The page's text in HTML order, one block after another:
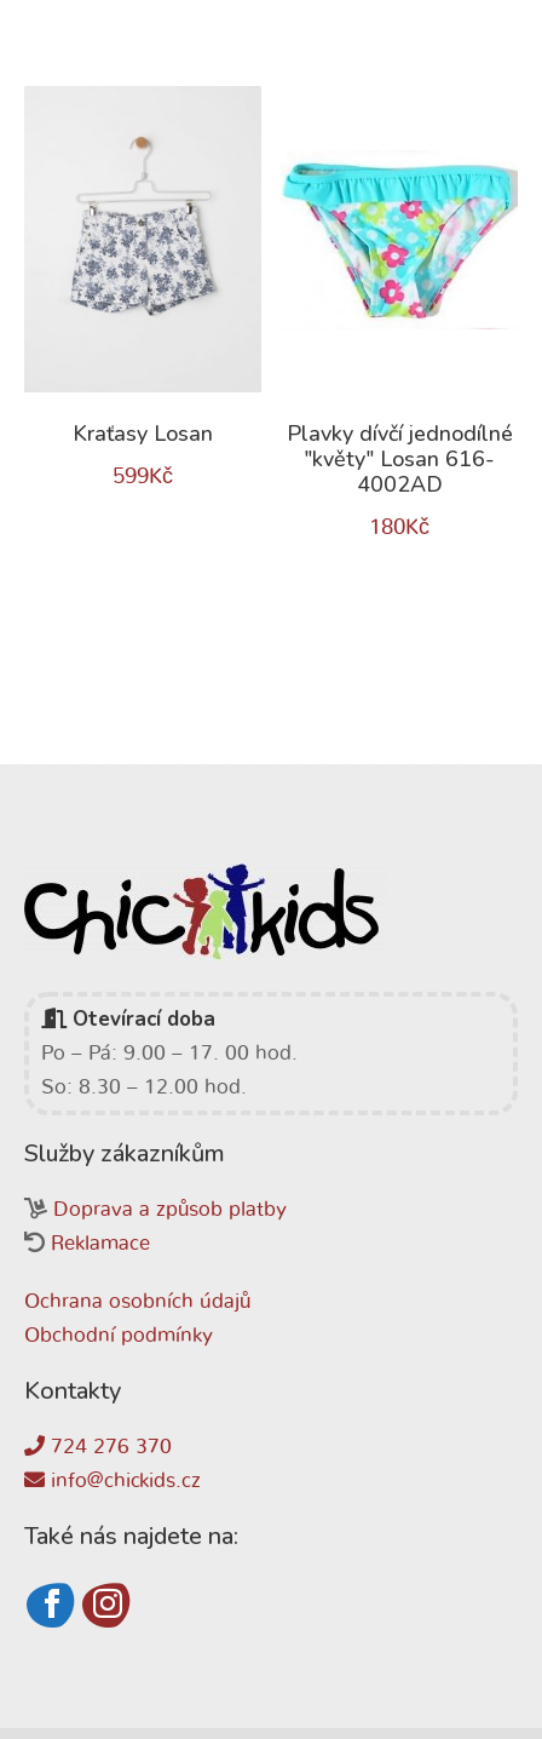
Kraťasy Losan
599Kč
Plavky dívčí jednodílné
"květy" Losan 616-
4002AD
180Kč
Otevírací doba
Po – Pá: 9.00 – 17. 00 hod.
So: 8.30 – 12.00 hod.
Služby zákazníkům
Doprava a způsob platby
Reklamace
Ochrana osobních údajů
Obchodní podmínky
Kontakty
724 276 370
info@chickids.cz
Také nás najdete na: